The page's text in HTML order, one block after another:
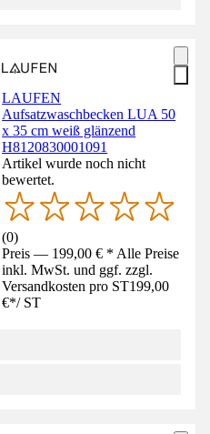
LAUFEN
Aufsatzwaschbecken LUA 50
x 35 cm weiß glänzend
H8120830001091
Artikel wurde noch nicht
bewertet.
(0)
Preis — 199,00 € * Alle Preise
inkl. MwSt. und ggf. zzgl.
Versandkosten pro ST199,00
€*/ ST